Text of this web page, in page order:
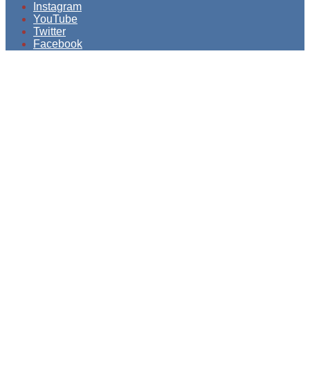
Instagram
YouTube
Twitter
Facebook